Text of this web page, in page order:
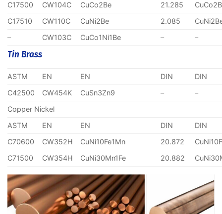
C17500
CW104C CuCo2Be 21.285
C17510
CW110C CuNi2Be 2.085
–
CW103C CuCo1Ni1Be – –
Tin Brass
ASTM EN EN DIN
DIN
C42500
CW454K CuSn3Zn9 –
–
Copper Nickel
ASTM
EN EN DIN
DIN
C70600
CW352H CuNi10Fe1Mn 20.872
C71500
CW354H CuNi30Mn1Fe 20.882